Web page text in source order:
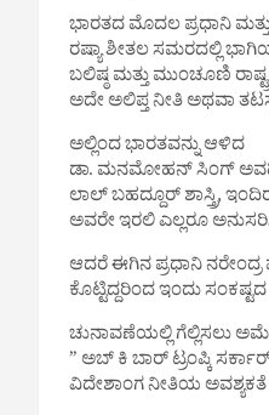
ಭಾರತದ ಮೊದಲ ಪ್ರಧಾನಿ
ರಷ್ಯಾ ಶೀತಲ ಸಮರದಲ್ಲಿ
ಬಲಿಷ್ಠ ಮತ್ತು ಮುಂಚೂಣಿ
ಅದೇ ಅಲಿಪ್ತ ನೀತಿ ಅಥವಾ
ಅಲ್ಲಿಂದ ಭಾರತವನ್ನು ಆಳಿದ
ಡಾ. ಮನಮೋಹನ್ ಸಿಂಗ್
ಲಾಲ್ ಬಹದ್ದೂರ್ ಶಾಸ್ತ್ರಿ,
ಅವರೇ ಇರಲಿ ಎಲ್ಲರೂ
ಆದರೆ ಈಗಿನ ಪ್ರಧಾನಿ
ಕೊಟ್ಟಿದ್ದರಿಂದ ಇಂದು
ಚುನಾವಣೆಯಲ್ಲಿ ಗೆಲ್ಲಿಸಲು
” ಅಬ್ ಕಿ ಬಾರ್ ಟ್ರಂಪ್ಕಿ
ವಿದೇಶಾಂಗ ನೀತಿಯ